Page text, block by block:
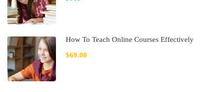
How To Teach Online Courses Effectively
$69.00